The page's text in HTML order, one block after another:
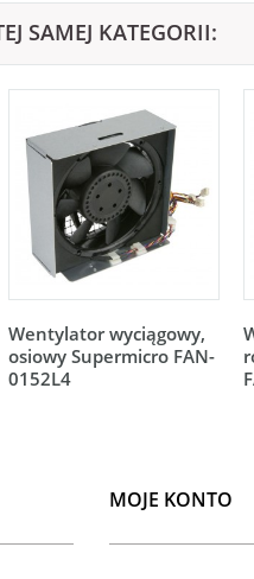
SAMEJ KATEGORII:
Wentylator wyciągowy,
osiowy Supermicro FAN-
0152L4
MOJE KONTO